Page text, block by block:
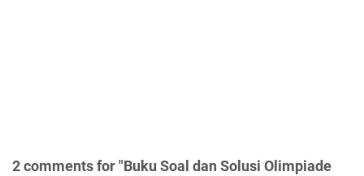
2 comments for "Buku Soal dan Solusi Olimpiade